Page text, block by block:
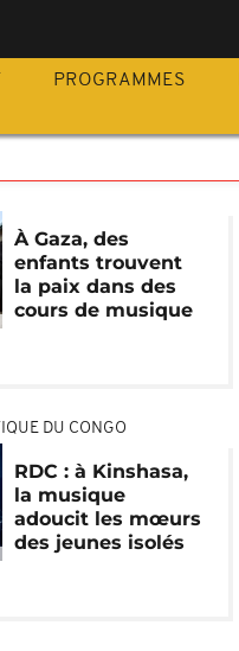
PROGRAMMES
À Gaza, des
enfants trouvent
la paix dans des
cours de musique
DU CONGO
RDC : à Kinshasa,
la musique
adoucit les mœurs
des jeunes isolés